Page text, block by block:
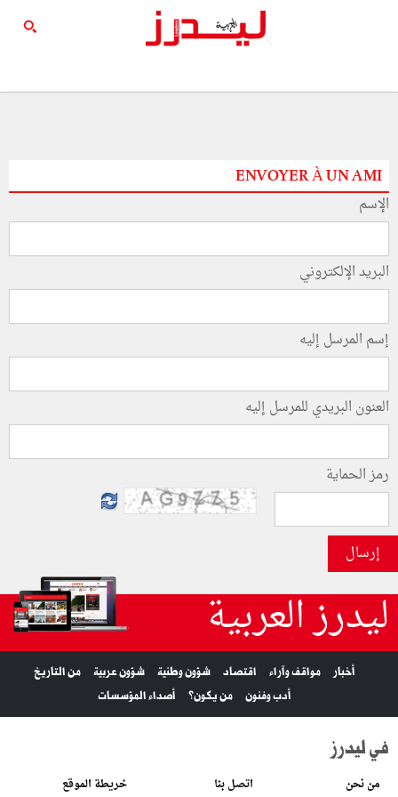
ENVOYER À UN AMI
الإسم
البريد الإلكتروني
إسم المرسل إليه
العنون البريدي للمرسل إليه
رمز الحماية
إرسال
ليدرز العربية
أخبار مواقف وآراء اقتصاد شؤون وطنية شؤون عربية
من التاريخ
أدب وفنون
من يكون؟ أصداء المؤسسات
في ليدرز
من نحن اتصل بنا خريطة الموقع